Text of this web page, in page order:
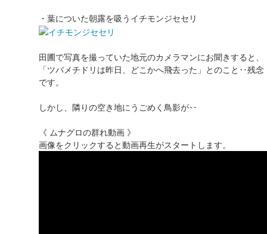
・葉についた朝露を吸うイチモンジセセリ
田圃で写真を撮っていた地元のカメラマンにお聞きすると、
「ツバメチドリは昨日、どこかへ飛去った」とのこと‥残念
です。
しかし、隣りの空き地にうごめく鳥影が‥
《 ムナグロの群れ動画 》
画像をクリックすると動画再生がスタートします。